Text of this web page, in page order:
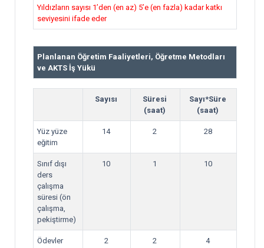
Yıldızların sayısı 1’den (en az) 5’e (en fazla) kadar katkı
seviyesini ifade eder
Planlanan Öğretim Faaliyetleri, Öğretme Metodları
ve AKTS İş Yükü
Sayısı
Süresi
(saat)
Sayı*Süre
(saat)
Yüz yüze
eğitim
14 2 28
Sınıf dışı
ders
çalışma
süresi (ön
çalışma,
pekiştirme)
10 1 10
Ödevler 2 2 4